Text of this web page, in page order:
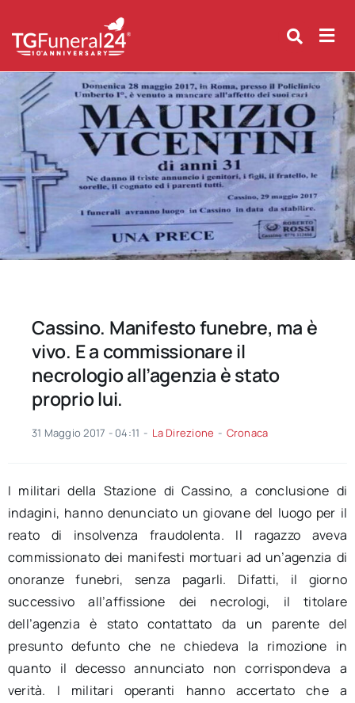
content
Cassino. Manifesto funebre, ma è
vivo. E a commissionare il
necrologio all’agenzia è stato
proprio lui.
31 Maggio 2017 - 04:11 - La Direzione - Cronaca
I militari della Stazione di Cassino, a conclusione di
indagini, hanno denunciato un giovane del luogo per il
reato di insolvenza fraudolenta. Il ragazzo aveva
commissionato dei manifesti mortuari ad un’agenzia di
onoranze funebri, senza pagarli. Difatti, il giorno
successivo all’affissione dei necrologi, il titolare
dell’agenzia è stato contattato da un parente del
presunto defunto che ne chiedeva la rimozione in
quanto il decesso annunciato non corrispondeva a
verità. I militari operanti hanno accertato che a